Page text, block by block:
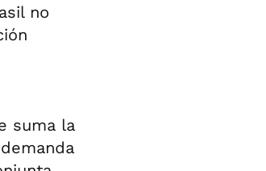
no
suma la